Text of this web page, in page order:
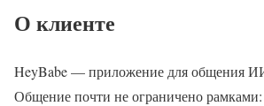
О клиенте
HeyBabe — приложение для общения
Общение почти не ограничено